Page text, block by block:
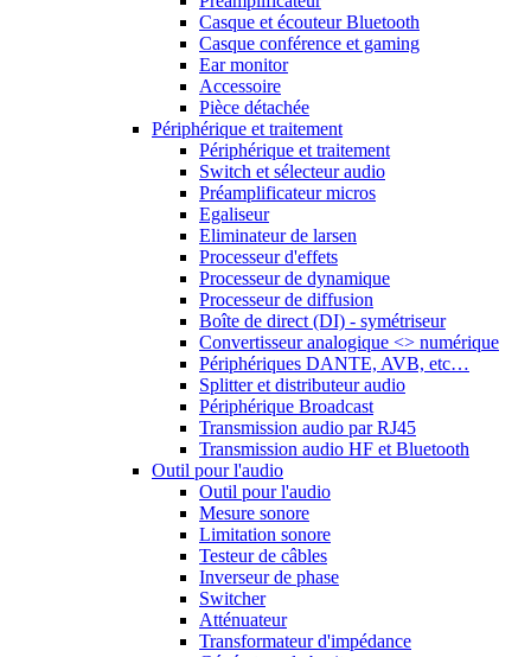
Casque et écouteur Bluetooth
Casque conférence et gaming
Ear monitor
Accessoire
Pièce détachée
Périphérique et traitement
Périphérique et traitement
Switch et sélecteur audio
Préamplificateur micros
Egaliseur
Eliminateur de larsen
Processeur d'effets
Processeur de dynamique
Processeur de diffusion
Boîte de direct (DI) - symétriseur
Convertisseur analogique <> numérique
Périphériques DANTE, AVB, etc…
Splitter et distributeur audio
Périphérique Broadcast
Transmission audio par RJ45
Transmission audio HF et Bluetooth
Outil pour l'audio
Outil pour l'audio
Mesure sonore
Limitation sonore
Testeur de câbles
Inverseur de phase
Switcher
Atténuateur
Transformateur d'impédance